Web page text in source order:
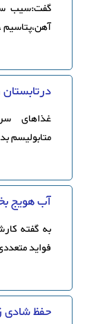
غذاهای
متابولیسم
آب هویج
به گفته
فواید
حفظ شادی